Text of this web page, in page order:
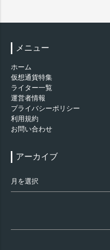
メニュー
ホーム
仮想通貨特集
ライター一覧
運営者情報
プライバシーポリシー
利用規約
お問い合わせ
アーカイブ
ー
索: